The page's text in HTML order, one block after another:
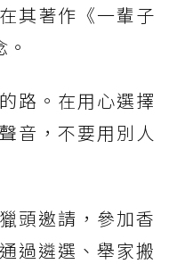
其著作《一輩子
路。在用心選擇
音，不要用別人
頭邀請，參加香
過遴選、舉家搬